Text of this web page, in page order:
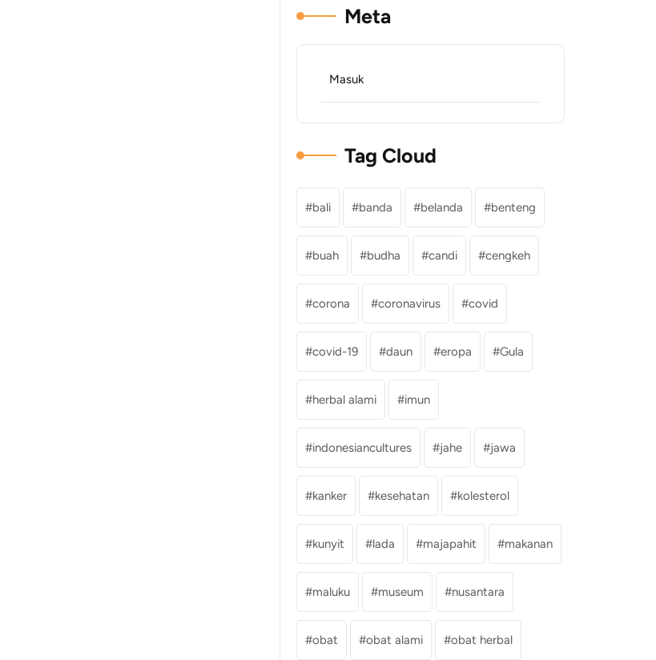
Meta
Masuk
Tag Cloud
bali banda belanda benteng
buah budha candi cengkeh
corona coronavirus covid
covid-19 daun eropa Gula
herbal alami imun
indonesiancultures jahe jawa
kanker kesehatan kolesterol
kunyit lada majapahit makanan
maluku museum nusantara
obat obat alami obat herbal